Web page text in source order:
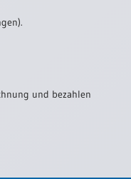
und bezahlen